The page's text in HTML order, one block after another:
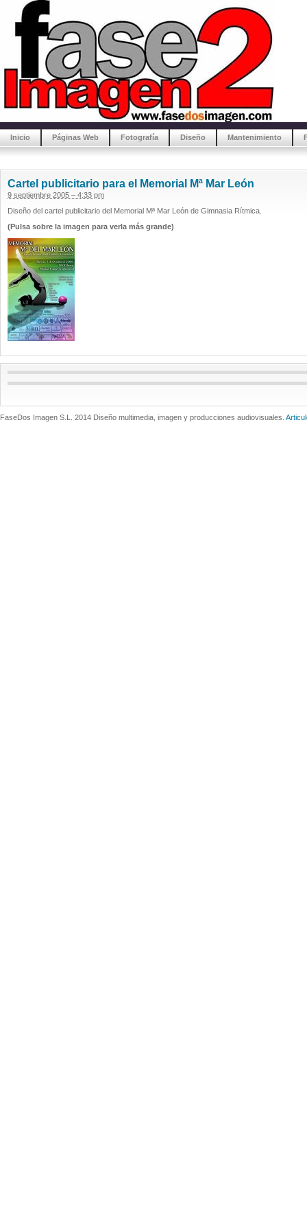
Inicio Páginas Web Fotografía Diseño Mantenimiento
Cartel publicitario para el Memorial Mª Mar León
9 septiembre 2005 – 4:33 pm
Diseño del cartel publicitario del Memorial Mª Mar León de Gimnasia Rítmica.
(Pulsa sobre la imagen para verla más grande)
FaseDos Imagen S.L. 2014 Diseño multimedia, imagen y producciones audiovisuales.